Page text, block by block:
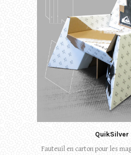
QuikSilver
Fauteuil en carton pour les